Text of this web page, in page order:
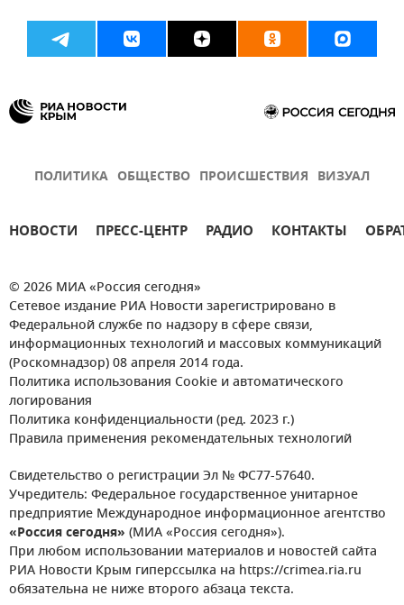
ПОЛИТИКА ОБЩЕСТВО ПРОИСШЕСТВИЯ ВИЗУАЛ
НОВОСТИ ПРЕСС-ЦЕНТР РАДИО КОНТАКТЫ
© 2026 МИА «Россия сегодня»
Сетевое издание РИА Новости зарегистрировано в
Федеральной службе по надзору в сфере связи,
информационных технологий и массовых коммуникаций
(Роскомнадзор) 08 апреля 2014 года.
Политика использования Cookie и автоматического
логирования
Политика конфиденциальности (ред. 2023 г.)
Правила применения рекомендательных технологий
Свидетельство о регистрации Эл № ФС77-57640.
Учредитель: Федеральное государственное унитарное
предприятие Международное информационное агентство
«Россия сегодня» (МИА «Россия сегодня»).
При любом использовании материалов и новостей сайта
РИА Новости Крым гиперссылка на https://crimea.ria.ru
обязательна не ниже второго абзаца текста.